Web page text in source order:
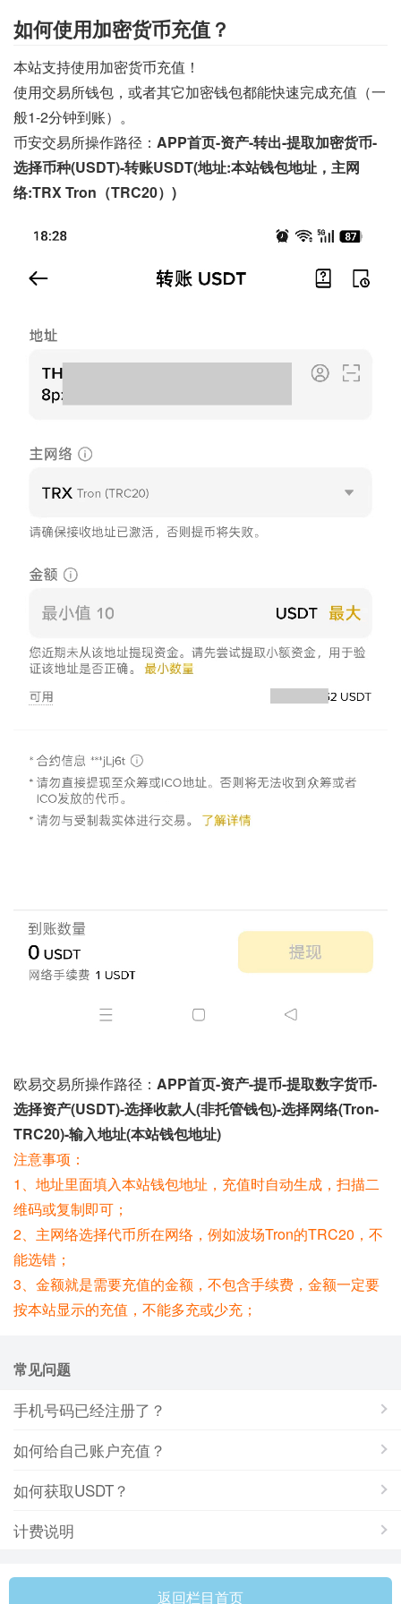
如何使用加密货币充值？
本站支持使用加密货币充值！
使用交易所钱包，或者其它加密钱包都能快速完成充值（一
般1-2分钟到账）。
币安交易所操作路径： APP首页-资产-转出-提取加密货币-
选择币种(USDT)-转账USDT(地址:本站钱包地址，主网
络:TRX Tron（TRC20）)
欧易交易所操作路径： APP首页-资产-提币-提取数字货币-
选择资产(USDT)-选择收款人(非托管钱包)-选择网络(Tron-
TRC20)-输入地址(本站钱包地址)
注意事项：
1、地址里面填入本站钱包地址，充值时自动生成，扫描二
维码或复制即可；
2、主网络选择代币所在网络，例如波场Tron的TRC20，不
能选错；
3、金额就是需要充值的金额，不包含手续费，金额一定要
按本站显示的充值，不能多充或少充；
常见问题
手机号码已经注册了？
如何给自己账户充值？
如何获取USDT？
计费说明
返回栏目首页